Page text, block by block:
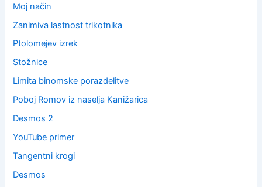
Moj način
Zanimiva lastnost trikotnika
Ptolomejev izrek
Stožnice
Limita binomske porazdelitve
Poboj Romov iz naselja Kanižarica
Desmos 2
YouTube primer
Tangentni krogi
Desmos